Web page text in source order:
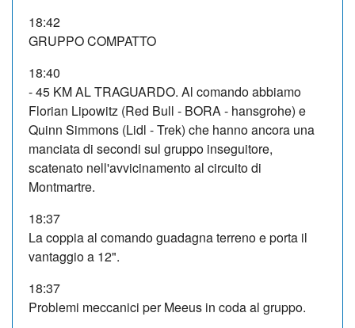
18:42
GRUPPO COMPATTO
18:40
- 45 KM AL TRAGUARDO. Al comando abbiamo
Florian Lipowitz (Red Bull - BORA - hansgrohe) e
Quinn Simmons (Lidl - Trek) che hanno ancora una
manciata di secondi sul gruppo inseguitore,
scatenato nell'avvicinamento al circuito di
Montmartre.
18:37
La coppia al comando guadagna terreno e porta il
vantaggio a 12".
18:37
Problemi meccanici per Meeus in coda al gruppo.